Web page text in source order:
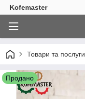
Kofemaster
Товари та послуги
Продано